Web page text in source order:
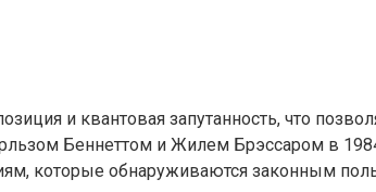
и квантовая запутанность, что
Беннеттом и Жилем Брэссаром в
которые обнаруживаются законным